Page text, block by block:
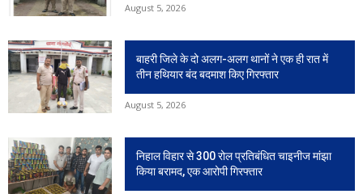
August 5, 2026
बाहरी जिले के दो अलग-अलग थानों ने एक ही रात में
तीन हथियार बंद बदमाश किए गिरफ्तार
August 5, 2026
निहाल विहार से 300 रोल प्रतिबंधित चाइनीज मांझा
किया बरामद, एक आरोपी गिरफ्तार